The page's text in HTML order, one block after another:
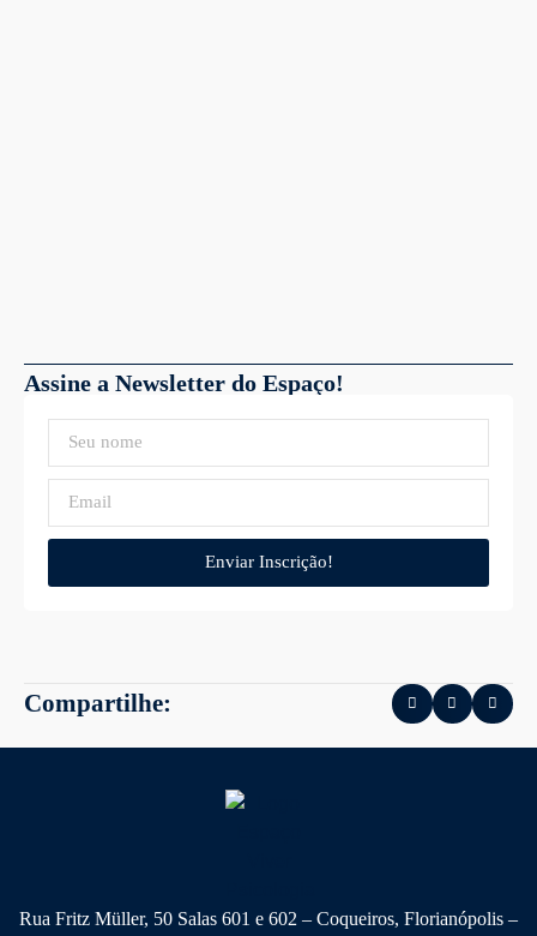
Assine a Newsletter do Espaço!
Enviar Inscrição!
Compartilhe:
Rua Fritz Müller, 50 Salas 601 e 602 – Coqueiros, Florianópolis –